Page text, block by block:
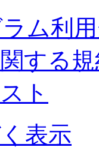
ム利
する
ト
表示